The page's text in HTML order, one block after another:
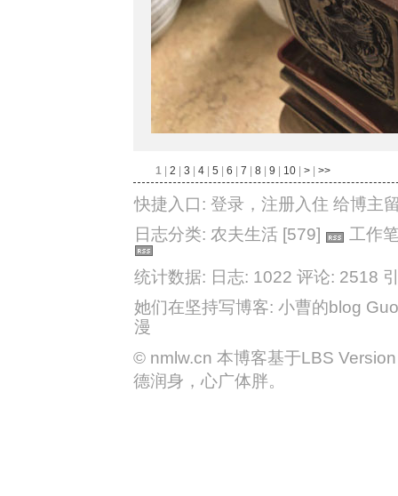
1 2 3 4 5 6 7 8 9 10 > >>
快捷入口: 登录 ， 注册入住 给博主
日志分类: 农夫生活 [579] 工作
统计数据: 日志: 1022 评论: 2518
她们在坚持写博客: 小曹的blog
漫
© nmlw.cn 本博客基于LBS
德润身，心广体胖。